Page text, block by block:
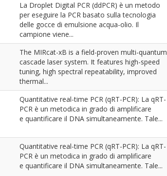
La Droplet Digital PCR (ddPCR) è un metodo
per eseguire la PCR basato sulla tecnologia
delle gocce di emulsione acqua-olio. Il
campione viene...
The MIRcat-xB is a field-proven multi-quantum
cascade laser system. It features high-speed
tuning, high spectral repeatability, improved
thermal...
Quantitative real-time PCR (qRT-PCR): La qRT-
PCR è un metodica in grado di amplificare
e quantificare il DNA simultaneamente. Tale...
Quantitative real-time PCR (qRT-PCR): La qRT-
PCR è un metodica in grado di amplificare
e quantificare il DNA simultaneamente. Tale...